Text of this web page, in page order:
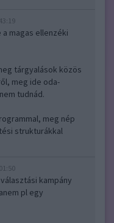
magas ellenzéki
tárgyalások közös
meg ide oda-
tudnád.
meg nép
strukturákkal
kampány
pl egy